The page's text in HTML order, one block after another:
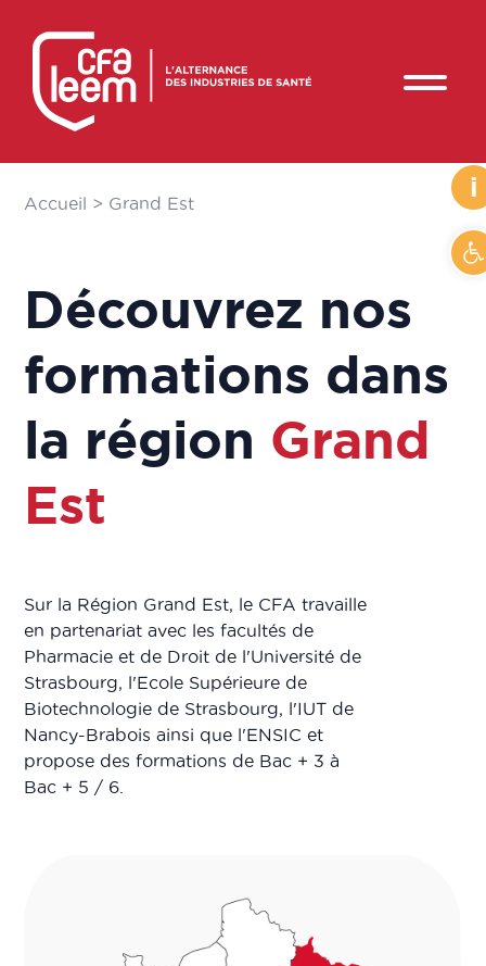
i
Accueil > Grand Est
Découvrez nos
formations dans
la région Grand
Est
Sur la Région Grand Est, le CFA travaille
en partenariat avec les facultés de
Pharmacie et de Droit de l'Université de
Strasbourg, l'Ecole Supérieure de
Biotechnologie de Strasbourg, l'IUT de
Nancy-Brabois ainsi que l'ENSIC et
propose des formations de Bac + 3 à
Bac + 5 / 6.